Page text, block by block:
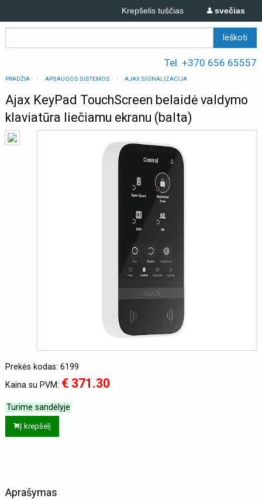
svečias
Krepšelis tuščias
Tel. +370 656 65557
PRADŽIA APSAUGOS SISTEMOS AJAX SIGNALIZACIJA
Ajax KeyPad TouchScreen belaidė valdymo
klaviatūra liečiamu ekranu (balta)
Prekės kodas: 6199
Kaina su PVM: € 371.30
Turime sandėlyje
Į krepšelį
Aprašymas